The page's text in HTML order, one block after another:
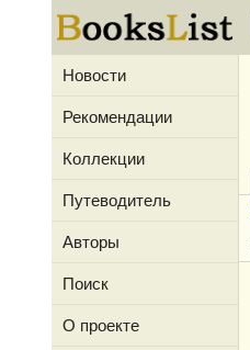
Новости
Рекомендации
Коллекции
Путеводитель
Авторы
Поиск
О проекте